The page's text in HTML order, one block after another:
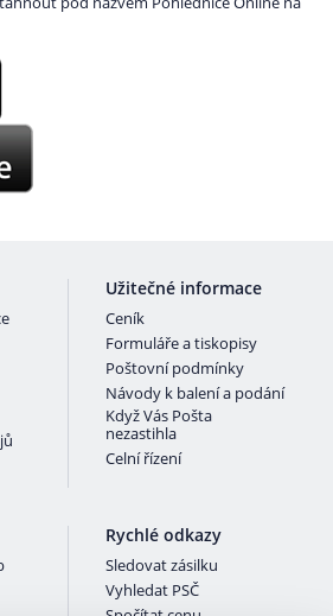
Užitečné informace
Ceník
Formuláře a tiskopisy
Poštovní podmínky
Návody k balení a podání
Když Vás Pošta
nezastihla
Celní řízení
Rychlé odkazy
Sledovat zásilku
Vyhledat PSČ